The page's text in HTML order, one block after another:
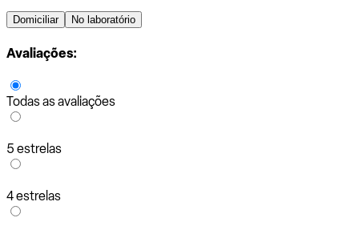
Domiciliar No laboratório
Avaliações:
Todas as avaliações
5 estrelas
4 estrelas